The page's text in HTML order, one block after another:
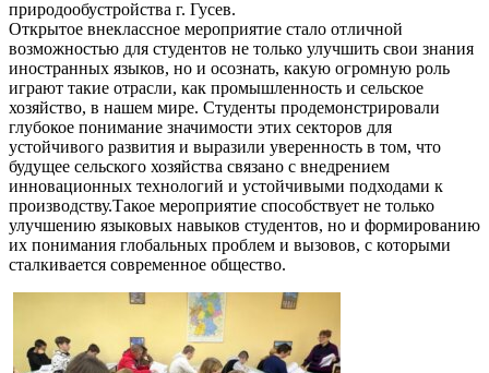
природообустройства г. Гусев.
Открытое внеклассное мероприятие стало отличной
возможностью для студентов не только улучшить свои знания
иностранных языков, но и осознать, какую огромную роль
играют такие отрасли, как промышленность и сельское
хозяйство, в нашем мире. Студенты продемонстрировали
глубокое понимание значимости этих секторов для
устойчивого развития и выразили уверенность в том, что
будущее сельского хозяйства связано с внедрением
инновационных технологий и устойчивыми подходами к
производству.Такое мероприятие способствует не только
улучшению языковых навыков студентов, но и формированию
их понимания глобальных проблем и вызовов, с которыми
сталкивается современное общество.